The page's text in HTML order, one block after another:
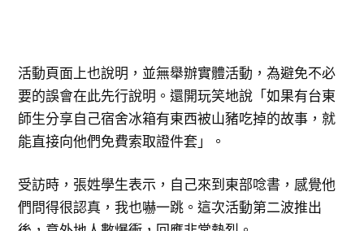
活動頁面上也說明，並無舉辦實體活動，為避免不必
要的誤會在此先行說明。還開玩笑地說「如果有台東
師生分享自己宿舍冰箱有東西被山豬吃掉的故事，就
能直接向他們免費索取證件套」。
受訪時，張姓學生表示，自己來到東部唸書，感覺他
們問得很認真，我也嚇一跳。這次活動第二波推出